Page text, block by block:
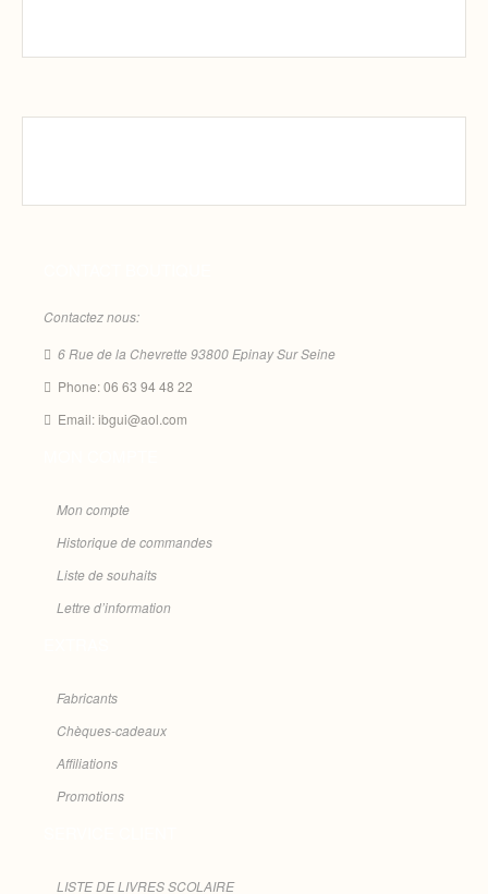
Contactez nous:
6 Rue de la Chevrette 93800 Epinay Sur Seine
Phone: 06 63 94 48 22
Email: ibgui@aol.com
Mon compte
Historique de commandes
Liste de souhaits
Lettre d’information
Fabricants
Chèques-cadeaux
Affiliations
Promotions
LISTE DE LIVRES SCOLAIRE